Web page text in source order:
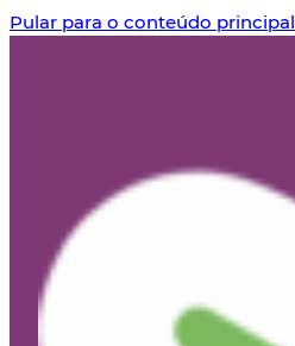
Pular para o conteúdo principal